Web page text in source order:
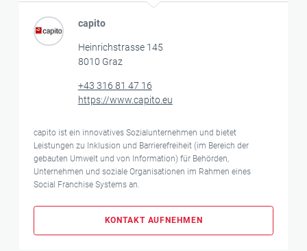
capito
Heinrichstrasse 145
8010 Graz
+43 316 81 47 16
https://www.capito.eu
capito ist ein innovatives Sozialunternehmen und bietet
Leistungen zu Inklusion und Barrierefreiheit (im Bereich der
gebauten Umwelt und von Information) für Behörden,
Unternehmen und soziale Organisationen im Rahmen eines
Social Franchise Systems an.
KONTAKT AUFNEHMEN